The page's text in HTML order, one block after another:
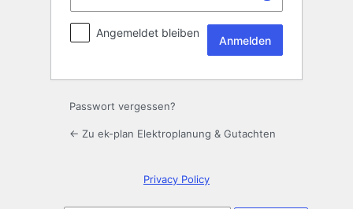
Angemeldet bleiben
Passwort vergessen?
← Zu ek-plan Elektroplanung & Gutachten
Privacy Policy